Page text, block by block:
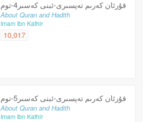
قۇرئان كەرىم تەپسىرى-ئبنى كەسىر4-توم
About Quran and Hadith
Imam Ibn Kathir
10,017
قۇرئان كەرىم تەپسىرى-ئبنى كەسىر5-توم
About Quran and Hadith
Imam Ibn Kathir